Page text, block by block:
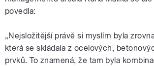
povedla:
„Nejsložitější právě si myslím byla
která se skládala z ocelových,
prvků. To znamená, že tam byla